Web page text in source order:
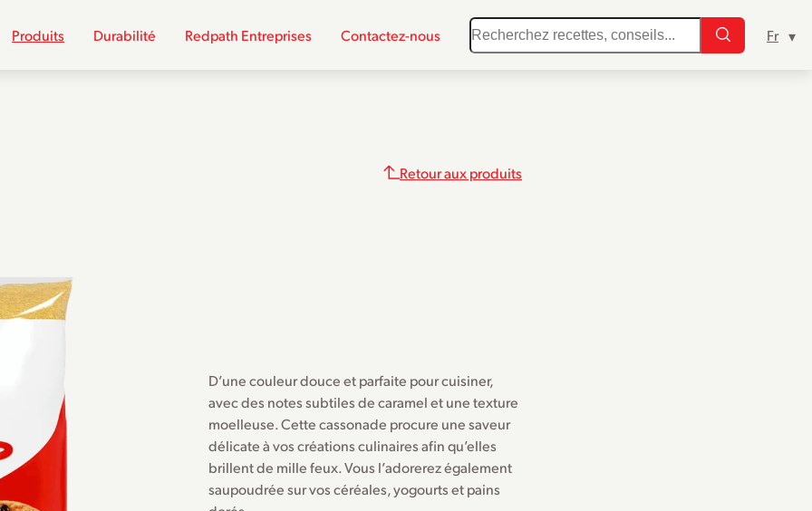
Produits Durabilité Redpath Entreprises Contactez-nous
Retour aux produits
D’une couleur douce et parfaite pour cuisiner,
avec des notes subtiles de caramel et une texture
moelleuse. Cette cassonade procure une saveur
délicate à vos créations culinaires afin qu’elles
brillent de mille feux. Vous l’adorerez également
saupoudrée sur vos céréales, yogourts et pains